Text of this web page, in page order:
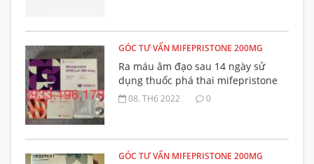
GÓC TƯ VẤN MIFEPRISTONE 200MG
Ra máu âm đạo sau 14 ngày sử
dụng thuốc phá thai mifepristone
có bất thường không?
08. TH6 2022 0
GÓC TƯ VẤN MIFEPRISTONE 200MG